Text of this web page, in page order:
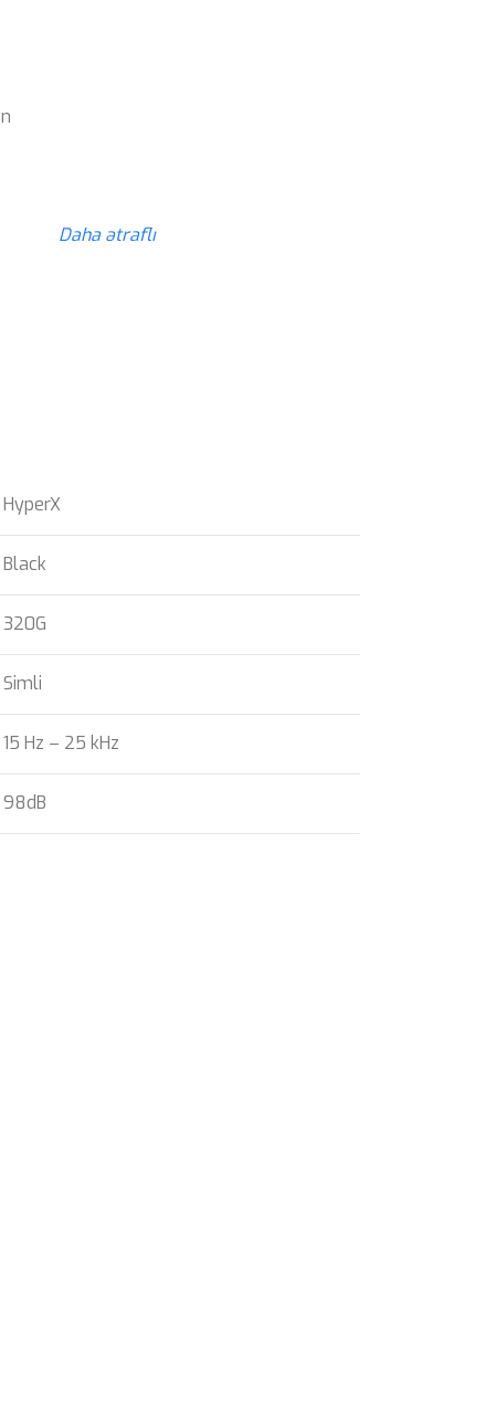
Daha ətraflı
HyperX
Black
320G
Simli
15 Hz – 25 kHz
98dB